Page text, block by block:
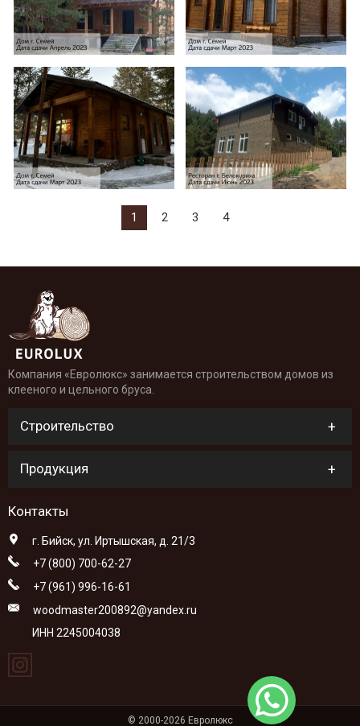
1 2 3 4
Компания «Евролюкс» занимается строительством домов из
клееного и цельного бруса.
Строительство
Продукция
Контакты
г. Бийск, ул. Иртышская, д. 21/3
+7 (800) 700-62-27
+7 (961) 996-16-61
woodmaster200892@yandex.ru
ИНН 2245004038
© 2000-2026 Евролюкс